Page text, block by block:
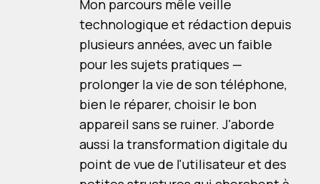
Mon parcours mêle veille
technologique et rédaction depuis
plusieurs années, avec un faible
pour les sujets pratiques —
prolonger la vie de son téléphone,
bien le réparer, choisir le bon
appareil sans se ruiner. J'aborde
aussi la transformation digitale du
point de vue de l'utilisateur et des